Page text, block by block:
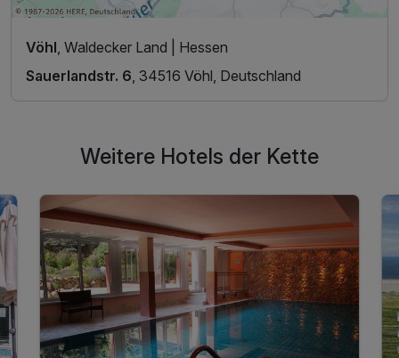
Vöhl , Waldecker Land | Hessen
Sauerlandstr. 6 , 34516 Vöhl, Deutschland
Weitere Hotels der Kette